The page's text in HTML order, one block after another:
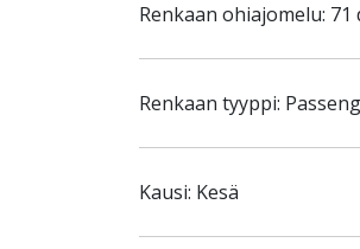
Renkaan ohiajomelu: 71
Renkaan tyyppi:
Kausi: Kesä